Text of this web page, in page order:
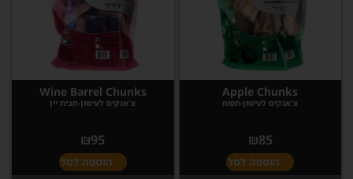
Apple Chunks
צ'אנקים לעישון-תפוח
₪85
הוספה לסל
Wine Barrel Chunks
צ'אנקים לעישון-חבית יין
₪95
הוספה לסל